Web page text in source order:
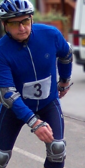
© 2026 eStránky.cz